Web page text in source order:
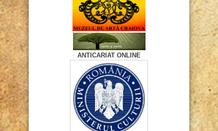
ANTICARIAT ONLINE